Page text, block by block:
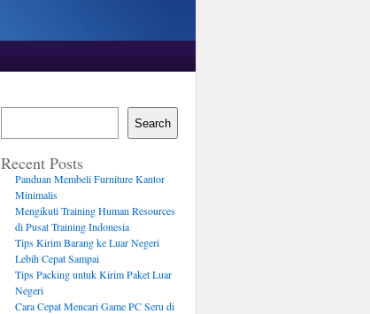
Search
Recent Posts
Panduan Membeli Furniture Kantor
Minimalis
Mengikuti Training Human Resources
di Pusat Training Indonesia
Tips Kirim Barang ke Luar Negeri
Lebih Cepat Sampai
Tips Packing untuk Kirim Paket Luar
Negeri
Cara Cepat Mencari Game PC Seru di